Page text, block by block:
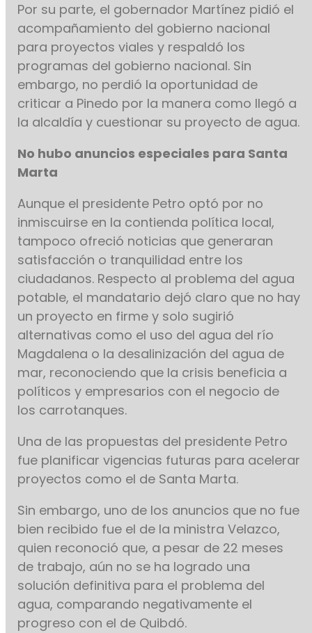
Por su parte, el gobernador Martínez pidió el
acompañamiento del gobierno nacional
para proyectos viales y respaldó los
programas del gobierno nacional. Sin
embargo, no perdió la oportunidad de
criticar a Pinedo por la manera como llegó a
la alcaldía y cuestionar su proyecto de agua.
No hubo anuncios especiales para Santa
Marta
Aunque el presidente Petro optó por no
inmiscuirse en la contienda política local,
tampoco ofreció noticias que generaran
satisfacción o tranquilidad entre los
ciudadanos. Respecto al problema del agua
potable, el mandatario dejó claro que no hay
un proyecto en firme y solo sugirió
alternativas como el uso del agua del río
Magdalena o la desalinización del agua de
mar, reconociendo que la crisis beneficia a
políticos y empresarios con el negocio de
los carrotanques.
Una de las propuestas del presidente Petro
fue planificar vigencias futuras para acelerar
proyectos como el de Santa Marta.
Sin embargo, uno de los anuncios que no fue
bien recibido fue el de la ministra Velazco,
quien reconoció que, a pesar de 22 meses
de trabajo, aún no se ha logrado una
solución definitiva para el problema del
agua, comparando negativamente el
progreso con el de Quibdó.